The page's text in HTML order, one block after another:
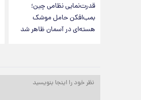
قدرت‌نمایی نظامی چین؛
بمب‌افکن حامل موشک
هسته‌ای در آسمان ظاهر شد